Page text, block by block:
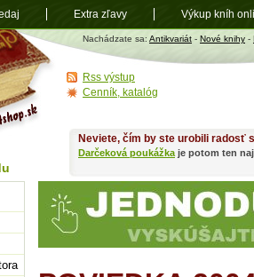
Antikvariát
shop.sk
Nachádzate sa: Antikvariát - Nové knihy -
Neviete, čím by ste urobili radosť
Darčeková poukážka je potom ten
Rss výstup
Cenník, katalóg
Extra zľavy Výkup kníh